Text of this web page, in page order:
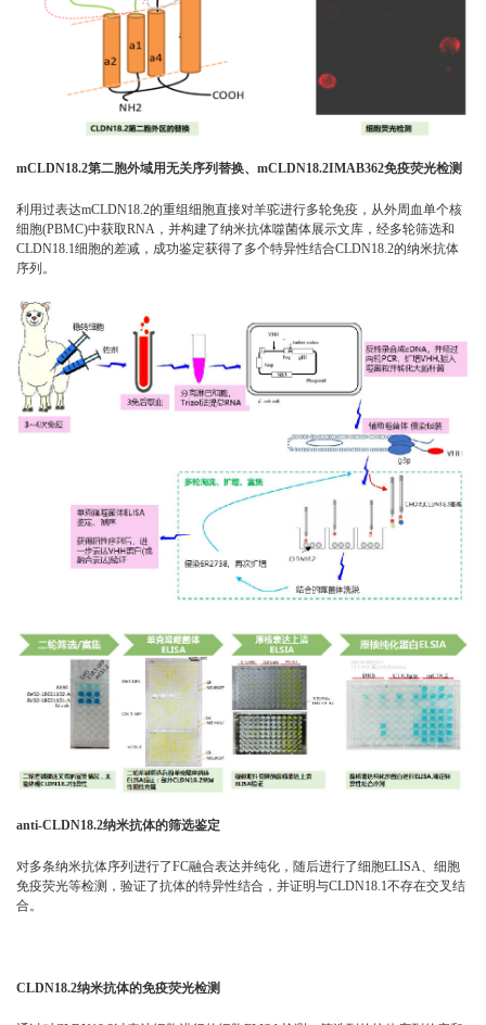
mCLDN18.2第二胞外域用无关序列替换、mCLDN18.2IMAB362免疫荧光检测
利用过表达mCLDN18.2的重组细胞直接对羊驼进行多轮免疫，从外周血单个核
细胞(PBMC)中获取RNA，并构建了纳米抗体噬菌体展示文库，经多轮筛选和
CLDN18.1细胞的差减，成功鉴定获得了多个特异性结合CLDN18.2的纳米抗体
序列。
anti-CLDN18.2纳米抗体的筛选鉴定
对多条纳米抗体序列进行了FC融合表达并纯化，随后进行了细胞ELISA、细胞
免疫荧光等检测，验证了抗体的特异性结合，并证明与CLDN18.1不存在交叉结
合。
CLDN18.2纳米抗体的免疫荧光检测